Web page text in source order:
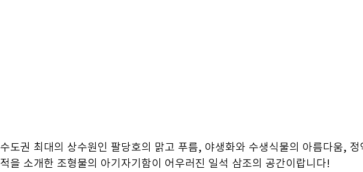
수도권 최대의 상수원인 팔당호의 맑고 푸름, 야생화와 수생식물의 아름다움,
적을 소개한 조형물의 아기자기함이 어우러진 일석 삼조의 공간이랍니다!